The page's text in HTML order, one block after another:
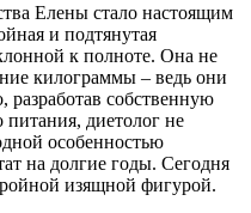
Елены стало настоящим
и подтянутая
к полноте. Она не
килограммы – ведь они
собственную
питания, диетолог не
особенностью
на долгие годы. Сегодня
изящной фигурой.